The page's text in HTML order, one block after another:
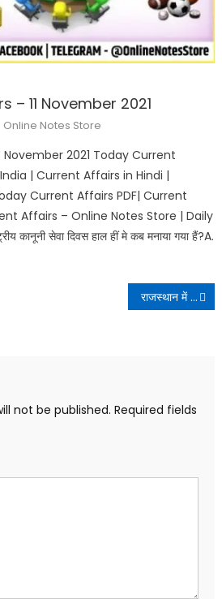
– 11 November 2021
Online Notes Store
November 2021 Today Current
| Current Affairs in Hindi |
Current Affairs PDF| Current
Affairs – Online Notes Store | Daily
कानूनी सेवा दिवस हाल हीं मे कब मनाया गया हैं?A.
राजस्थान में संभागीय व्यवस्था | Divisional System in Rajasthan
not be published. Required fields